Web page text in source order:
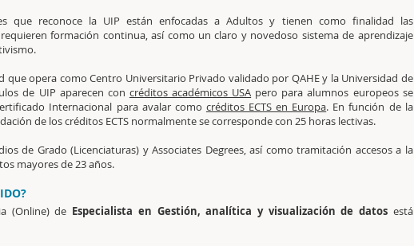
que reconoce la UIP están enfocadas a Adultos y tienen como finalidad las
formación continua, así como un claro y novedoso sistema de aprendizaje
que opera como Centro Universitario Privado validado por QAHE y la Universidad de
de UIP aparecen con créditos académicos USA pero para alumnos europeos se
Internacional para avalar como créditos ECTS en Europa. En función de la
de los créditos ECTS normalmente se corresponde con 25 horas lectivas.
de Grado (Licenciaturas) y Associates Degrees, así como tramitación accesos a la
mayores de 23 años.
(Online) de Especialista en Gestión, analítica y visualización de datosestá